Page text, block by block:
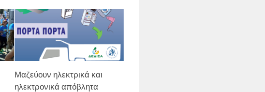
Μαζεύουν ηλεκτρικά και
ηλεκτρονικά απόβλητα